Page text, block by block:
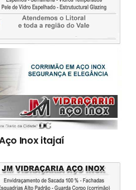
Inox itajaí